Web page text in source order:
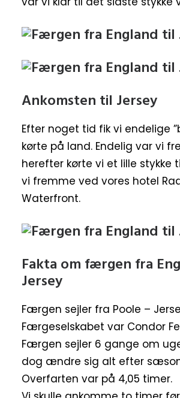
Ankomsten til Jersey
Efter noget tid fik vi endelige
kørte på land. Endelig var vi
herefter kørte vi et lille stykke
vi fremme ved vores hotel
Waterfront.
Fakta om færgen fra
Jersey
Færgen sejler fra Poole –
Færgeselskabet var Condor
Færgen sejler 6 gange om
dog ændre sig alt efter
Overfarten var på 4,05 timer.